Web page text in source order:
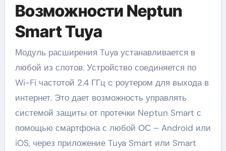
Возможности Neptun
Smart Tuya
Модуль расширения Tuya устанавливается в
любой из слотов. Устройство соединяется по
Wi-Fi частотой 2.4 ГГц c роутером для выхода в
интернет. Это дает возможность управлять
системой защиты от протечки Neptun Smart с
помощью смартфона с любой ОС – Android или
iOS, через приложение Tuya Smart или Smart